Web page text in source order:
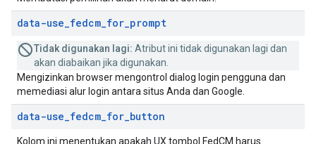
data-use_fedcm_for_prompt
Tidak digunakan lagi: Atribut ini tidak digunakan lagi dan
akan diabaikan jika digunakan.
Mengizinkan browser mengontrol dialog login pengguna dan
memediasi alur login antara situs Anda dan Google.
data-use_fedcm_for_button
Kolom ini menentukan apakah UX tombol FedCM harus